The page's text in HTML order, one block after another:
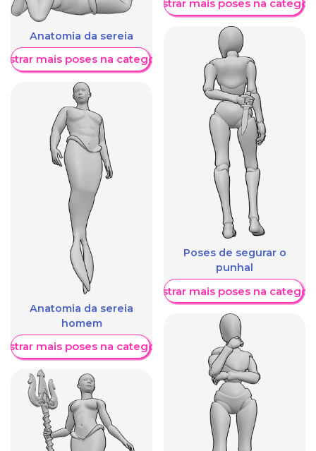
Anatomia da sereia
mais poses na categoria
Anatomia da sereia
homem
mais poses na categoria
Mostrar mais poses na
Poses de segurar o
punhal
Mostrar mais poses na